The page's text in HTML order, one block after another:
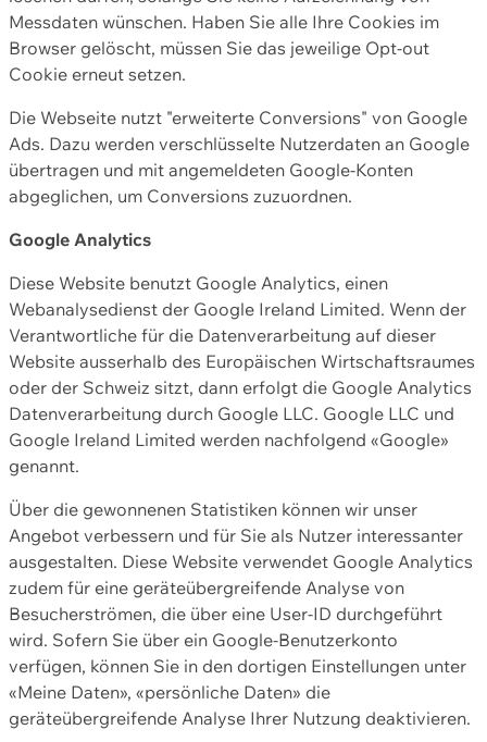
Messdaten wünschen. Haben Sie alle Ihre Cookies im
Browser gelöscht, müssen Sie das jeweilige Opt-out
Cookie erneut setzen.
Die Webseite nutzt "erweiterte Conversions" von Google
Ads. Dazu werden verschlüsselte Nutzerdaten an Google
übertragen und mit angemeldeten Google-Konten
abgeglichen, um Conversions zuzuordnen.
Google Analytics
Diese Website benutzt Google Analytics, einen
Webanalysedienst der Google Ireland Limited. Wenn der
Verantwortliche für die Datenverarbeitung auf dieser
Website ausserhalb des Europäischen Wirtschaftsraumes
oder der Schweiz sitzt, dann erfolgt die Google Analytics
Datenverarbeitung durch Google LLC. Google LLC und
Google Ireland Limited werden nachfolgend «Google»
genannt.
Über die gewonnenen Statistiken können wir unser
Angebot verbessern und für Sie als Nutzer interessanter
ausgestalten. Diese Website verwendet Google Analytics
zudem für eine geräteübergreifende Analyse von
Besucherströmen, die über eine User-ID durchgeführt
wird. Sofern Sie über ein Google-Benutzerkonto
verfügen, können Sie in den dortigen Einstellungen unter
«Meine Daten», «persönliche Daten» die
geräteübergreifende Analyse Ihrer Nutzung deaktivieren.